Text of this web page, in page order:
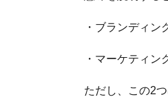
・ブランディ
・マーケティ
ただし、この2